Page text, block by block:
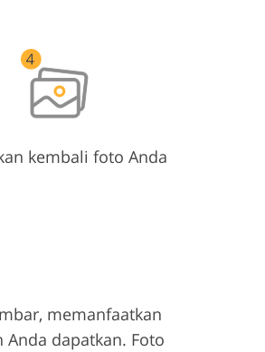
kembali foto Anda
memanfaatkan
dapatkan. Foto